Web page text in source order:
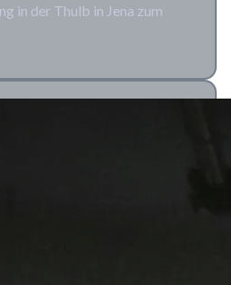
in der Thulb in Jena zum